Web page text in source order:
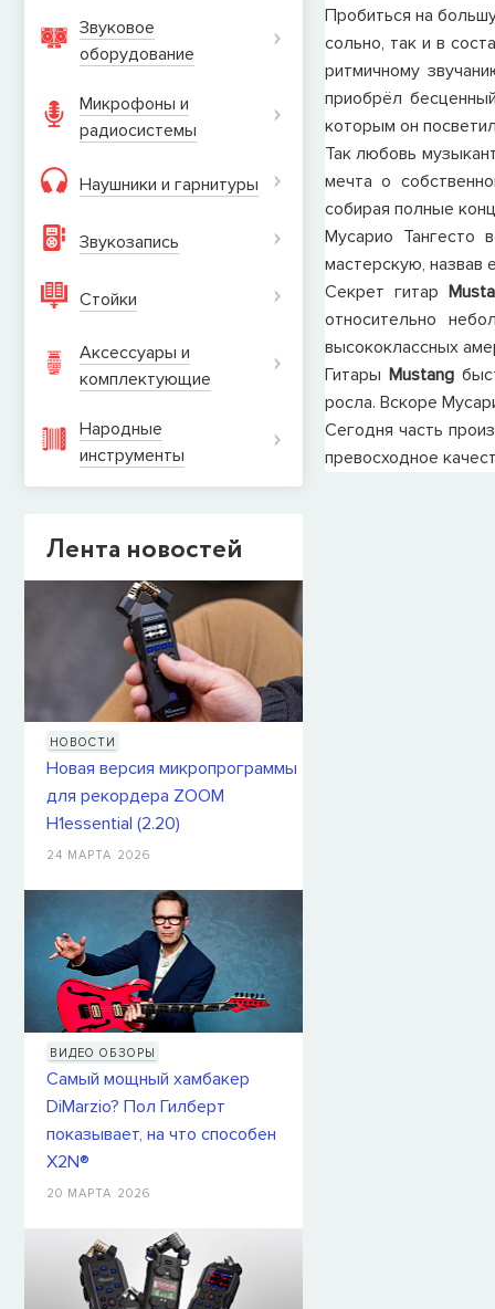
Звуковое
оборудование
Микрофоны и
радиосистемы
Наушники и гарнитуры
Звукозапись
Стойки
Аксессуары и
комплектующие
Народные
инструменты
Лента новостей
НОВОСТИ
Новая версия микропрограммы
для рекордера ZOOM
H1essential (2.20)
24 МАРТА 2026
ВИДЕО ОБЗОРЫ
Самый мощный хамбакер
DiMarzio? Пол Гилберт
показывает, на что способен
X2N®
20 МАРТА 2026
Пробиться на
сольно, так и в
ритмичному
приобрёл
которым он
Так любовь
мечта о
собирая полные
Мусарио Тангесто
мастерскую, назвав
Секрет гитар
относительно
высококлассных
Гитары Mustang
росла. Вскоре
Сегодня часть
превосходное